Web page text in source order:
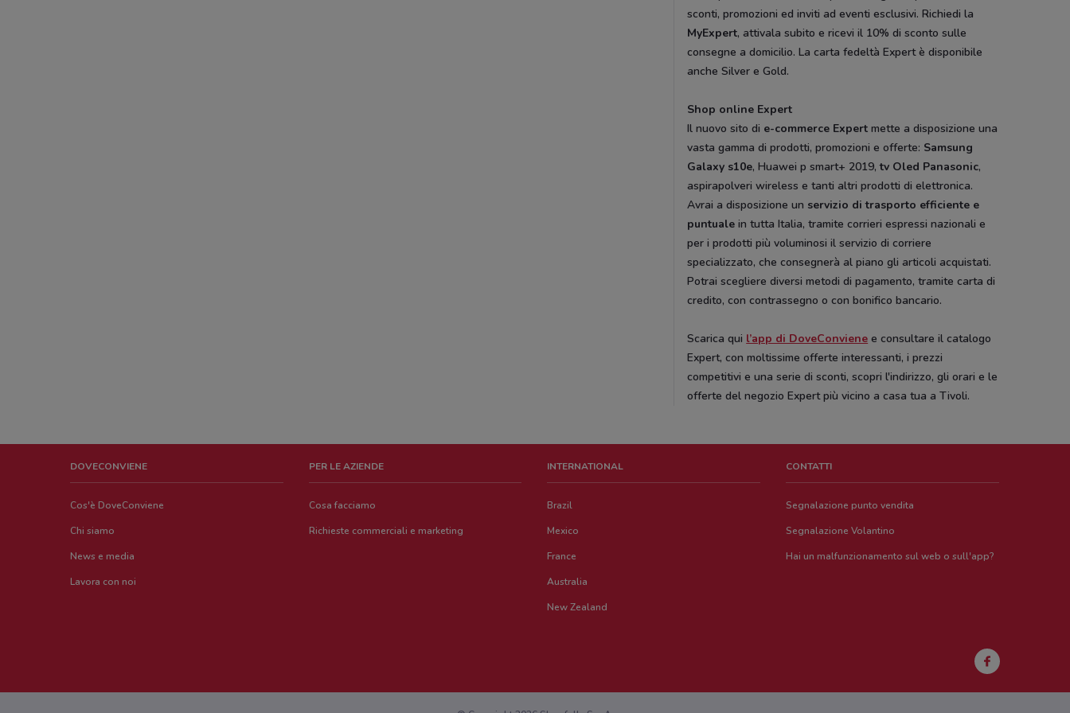
sconti, promozioni ed inviti ad eventi esclusivi. Richiedi la
MyExpert, attivala subito e ricevi il 10% di sconto sulle
consegne a domicilio. La carta fedeltà Expert è disponibile
anche Silver e Gold.
Shop online Expert
Il nuovo sito di e-commerce Expert mette a disposizione una
vasta gamma di prodotti, promozioni e offerte: Samsung
Galaxy s10e, Huawei p smart+ 2019,tv Oled Panasonic,
aspirapolveri wireless e tanti altri prodotti di elettronica.
Avrai a disposizione un servizio di trasporto efficiente e
puntuale in tutta Italia, tramite corrieri espressi nazionali e
per i prodotti più voluminosi il servizio di corriere
specializzato, che consegnerà al piano gli articoli acquistati.
Potrai scegliere diversi metodi di pagamento, tramite carta di
credito, con contrassegno o con bonifico bancario.
Scarica qui l’app di DoveConviene e consultare il catalogo
Expert, con moltissime offerte interessanti, i prezzi
competitivi e una serie di sconti, scopri l'indirizzo, gli orari e le
offerte del negozio Expert più vicino a casa tua a Tivoli.
DOVECONVIENE
Cos'è DoveConviene
Chi siamo
News e media
Lavora con noi
PER LE AZIENDE
Cosa facciamo
Richieste commerciali e marketing
INTERNATIONAL
Brazil
Mexico
France
Australia
New Zealand
CONTATTI
Segnalazione punto vendita
Segnalazione Volantino
Hai un malfunzionamento sul web o sull'app?